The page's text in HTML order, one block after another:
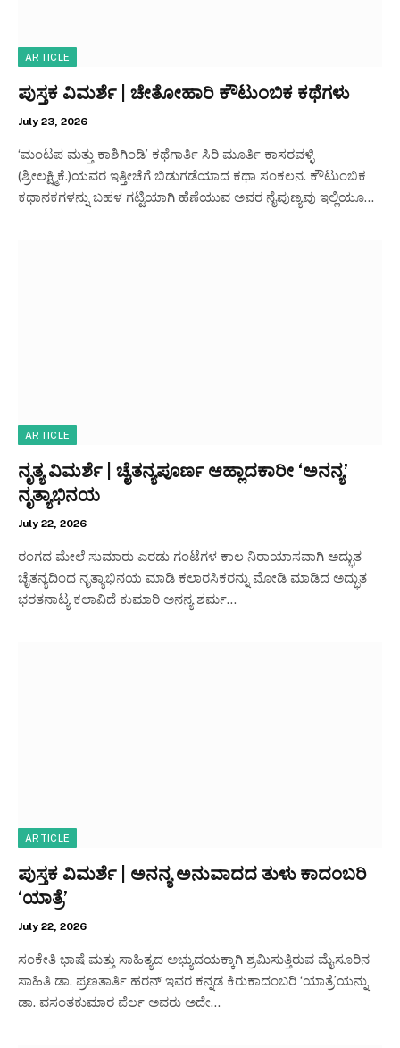
ARTICLE
ಪುಸ್ತಕ ವಿಮರ್ಶೆ | ಚೇತೋಹಾರಿ ಕೌಟುಂಬಿಕ ಕಥೆಗಳು
July 23, 2026
‘ಮಂಟಪ ಮತ್ತು ಕಾಶಿಗಿಂಡಿ’ ಕಥೆಗಾರ್ತಿ ಸಿರಿ ಮೂರ್ತಿ ಕಾಸರವಳ್ಳಿ
(ಶ್ರೀಲಕ್ಷ್ಮಿಕೆ.)ಯವರ ಇತ್ತೀಚೆಗೆ ಬಿಡುಗಡೆಯಾದ ಕಥಾ ಸಂಕಲನ. ಕೌಟುಂಬಿಕ
ಕಥಾನಕಗಳನ್ನು ಬಹಳ ಗಟ್ಟಿಯಾಗಿ ಹೆಣೆಯುವ ಅವರ ನೈಪುಣ್ಯವು ಇಲ್ಲಿಯೂ…
ARTICLE
ನೃತ್ಯ ವಿಮರ್ಶೆ | ಚೈತನ್ಯಪೂರ್ಣ ಆಹ್ಲಾದಕಾರೀ ‘ಅನನ್ಯ’
ನೃತ್ಯಾಭಿನಯ
July 22, 2026
ರಂಗದ ಮೇಲೆ ಸುಮಾರು ಎರಡು ಗಂಟೆಗಳ ಕಾಲ ನಿರಾಯಾಸವಾಗಿ ಅದ್ಭುತ
ಚೈತನ್ಯದಿಂದ ನೃತ್ಯಾಭಿನಯ ಮಾಡಿ ಕಲಾರಸಿಕರನ್ನು ಮೋಡಿ ಮಾಡಿದ ಅದ್ಭುತ
ಭರತನಾಟ್ಯ ಕಲಾವಿದೆ ಕುಮಾರಿ ಅನನ್ಯ ಶರ್ಮ…
ARTICLE
ಪುಸ್ತಕ ವಿಮರ್ಶೆ | ಅನನ್ಯ ಅನುವಾದದ ತುಳು ಕಾದಂಬರಿ
‘ಯಾತ್ರೆ’
July 22, 2026
ಸಂಕೇತಿ ಭಾಷೆ ಮತ್ತು ಸಾಹಿತ್ಯದ ಅಭ್ಯುದಯಕ್ಕಾಗಿ ಶ್ರಮಿಸುತ್ತಿರುವ ಮೈಸೂರಿನ
ಸಾಹಿತಿ ಡಾ. ಪ್ರಣತಾರ್ತಿ ಹರನ್ ಇವರ ಕನ್ನಡ ಕಿರುಕಾದಂಬರಿ ‘ಯಾತ್ರೆ’ಯನ್ನು
ಡಾ. ವಸಂತಕುಮಾರ ಪೆರ್ಲ ಅವರು ಅದೇ…